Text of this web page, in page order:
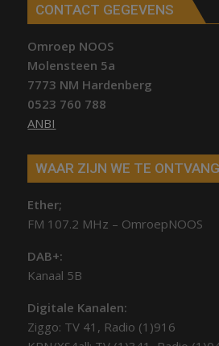
CONTACT GEGEVENS
Omroep NOOS
Molensteen 5a
7773 NM Hardenberg
0523 760 788
ANBI
WAAR ZIJN WE TE
Ether;
FM 107.2 MHz – OmroepNOOS
DAB+:
Kanaal 5B
Digitale Kanalen:
Ziggo: TV 41, Radio (1)916